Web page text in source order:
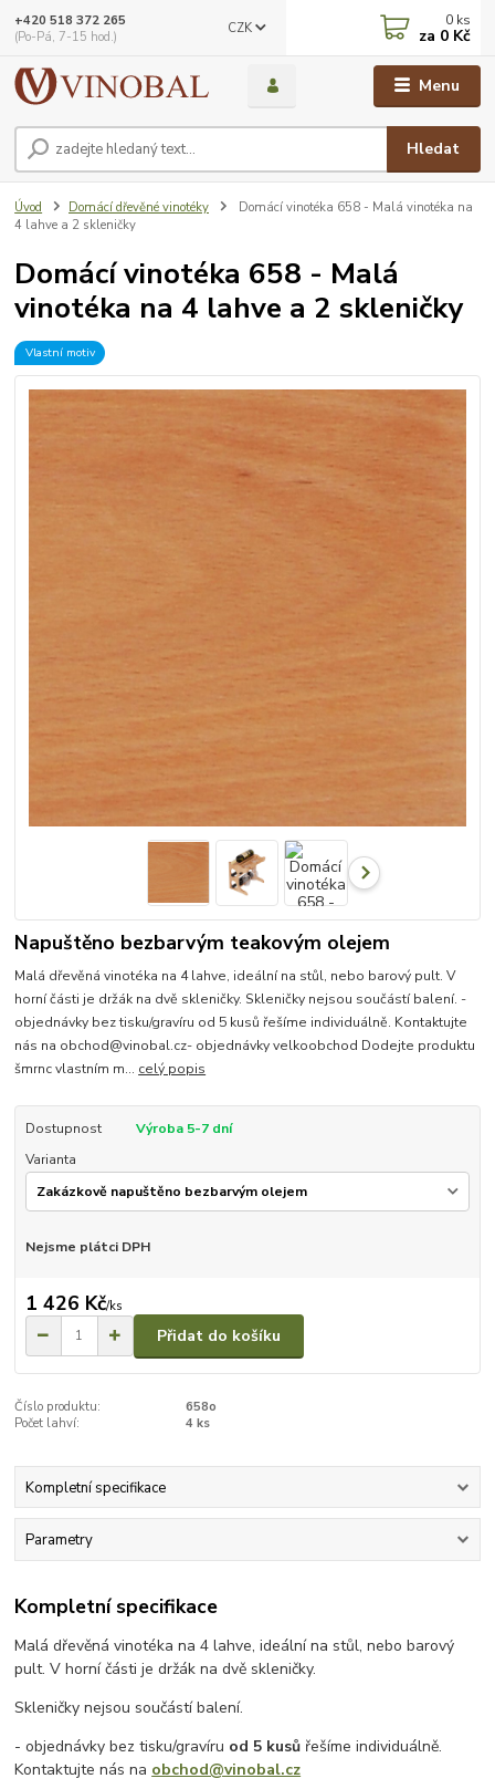
Menu
CZK
Hledat
+420 518 372 265
(Po-Pá, 7-15 hod.)
0 ks
za 0 Kč
Úvod Domácí dřevěné vinotéky
Domácí vinotéka 658 - Malá vinotéka na
4 lahve a 2 skleničky
Domácí vinotéka 658 - Malá
vinotéka na 4 lahve a 2 skleničky
Vlastní motiv
Napuštěno bezbarvým teakovým olejem
Malá dřevěná vinotéka na 4 lahve, ideální na stůl, nebo barový pult. V
horní části je držák na dvě skleničky. Skleničky nejsou součástí balení. -
objednávky bez tisku/gravíru od 5 kusů řešíme individuálně. Kontaktujte
nás na obchod@vinobal.cz- objednávky velkoobchod Dodejte produktu
šmrnc vlastním m... celý popis
Dostupnost
Výroba 5-7 dní
Varianta
Nejsme plátci DPH
1 426 Kč/ks
Přidat do košíku
Číslo produktu:
658o
Počet lahví:
4 ks
Kompletní specifikace
Parametry
Kompletní specifikace
Malá dřevěná vinotéka na 4 lahve, ideální na stůl, nebo barový
pult. V horní části je držák na dvě skleničky.
Skleničky nejsou součástí balení.
- objednávky bez tisku/gravíru od 5 kusů řešíme individuálně.
Kontaktujte nás na obchod@vinobal.cz